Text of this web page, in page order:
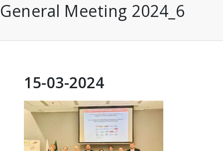
General Meeting 2024_6
15-03-2024